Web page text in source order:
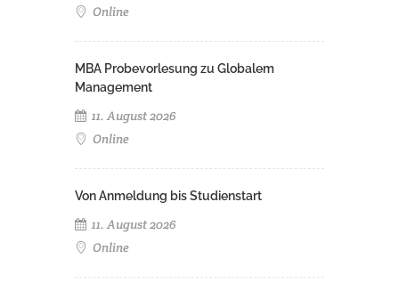
Online
MBA Probevorlesung zu Globalem
Management
11. August 2026
Online
Von Anmeldung bis Studienstart
11. August 2026
Online